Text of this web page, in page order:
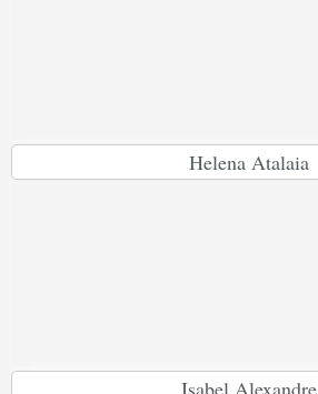
Helena Atalaia
Isabel Alexandre